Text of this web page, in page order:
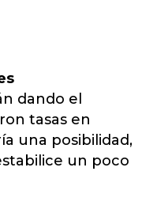
dando el
tasas en
una posibilidad,
un poco